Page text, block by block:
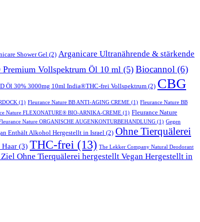
Shower Gel (2) Arganicare Ultranährende & stärkende
Vollspektrum Öl 10 ml (5) Biocannol (6)
Öl 30% 3000mg 10ml India®THC-frei Vollspektrum (2) CBG
(1) Fleurance Nature BB ANTI-AGING CREME (1) Fleurance Nature BB
Nature FLEXONATURE® BIO-ARNIKA-CREME (1) Fleurance Nature
Nature ORGANISCHE AUGENKONTURBEHANDLUNG (1) Gegen
Enthält Alkohol Hergestellt in Israel (2) Ohne Tierquälerei
Haar (3) THC-frei (13) The Lekker Company Natural Deodorant
Ohne Tierquälerei hergestellt Vegan Hergestellt in